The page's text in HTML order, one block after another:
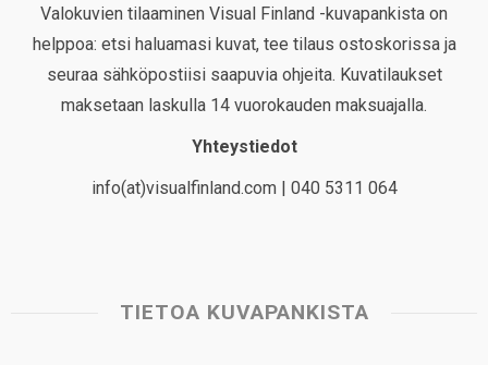
Valokuvien tilaaminen Visual Finland -kuvapankista on
helppoa: etsi haluamasi kuvat, tee tilaus ostoskorissa ja
seuraa sähköpostiisi saapuvia ohjeita. Kuvatilaukset
maksetaan laskulla 14 vuorokauden maksuajalla.
Yhteystiedot
info(at)visualfinland.com | 040 5311 064
TIETOA KUVAPANKISTA